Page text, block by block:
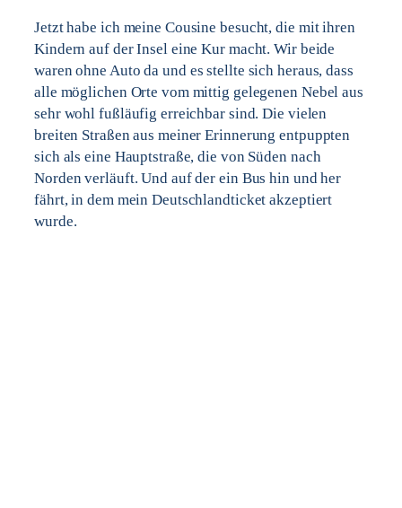
Jetzt habe ich meine Cousine besucht, die mit ihren
Kindern auf der Insel eine Kur macht. Wir beide
waren ohne Auto da und es stellte sich heraus, dass
alle möglichen Orte vom mittig gelegenen Nebel aus
sehr wohl fußläufig erreichbar sind. Die vielen
breiten Straßen aus meiner Erinnerung entpuppten
sich als eine Hauptstraße, die von Süden nach
Norden verläuft. Und auf der ein Bus hin und her
fährt, in dem mein Deutschlandticket akzeptiert
wurde.